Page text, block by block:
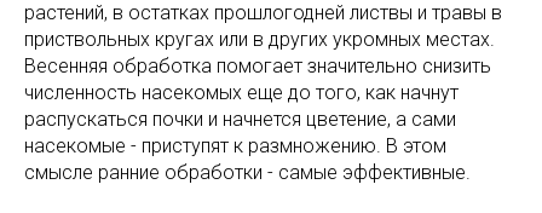
растений, в остатках прошлогодней листвы и травы в
приствольных кругах или в других укромных местах.
Весенняя обработка помогает значительно снизить
численность насекомых еще до того, как начнут
распускаться почки и начнется цветение, а сами
насекомые - приступят к размножению. В этом
смысле ранние обработки - самые эффективные.